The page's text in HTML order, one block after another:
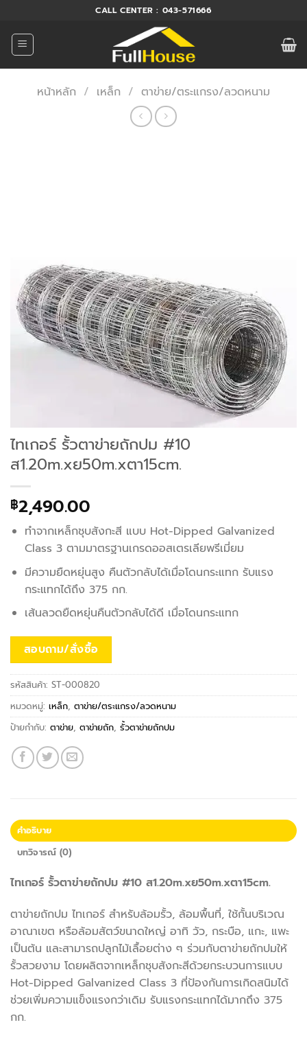
ยัง
เนื้อหา
CALL CENTER : 043-571666
หน้าหลัก / เหล็ก / ตาข่าย/ตระแกรง/ลวดหนาม
ไทเกอร์ รั้วตาข่ายถักปม #10
ส1.20m.xย50m.xตา15cm.
฿2,490.00
ทำจากเหล็กชุบสังกะสี แบบ Hot-Dipped Galvanized
Class 3 ตามมาตรฐานเกรดออสเตรเลียพรีเมี่ยม
มีความยืดหยุ่นสูง คืนตัวกลับได้เมื่อโดนกระแทก รับแรง
กระแทกได้ถึง 375 กก.
เส้นลวดยืดหยุ่นคืนตัวกลับได้ดี เมื่อโดนกระแทก
สอบถาม/สั่งซื้อ
รหัสสินค้า: ST-000820
หมวดหมู่: เหล็ก, ตาข่าย/ตระแกรง/ลวดหนาม
ป้ายกำกับ: ตาข่าย, ตาข่ายถัก, รั้วตาข่ายถักปม
คำอธิบาย
บทวิจารณ์ (0)
ไทเกอร์ รั้วตาข่ายถักปม #10 ส1.20m.xย50m.xตา15cm.
ตาข่ายถักปม ไทเกอร์ สำหรับล้อมรั้ว, ล้อมพื้นที่, ใช้กั้นบริเวณ
อาณาเขต หรือล้อมสัตว์ขนาดใหญ่ อาทิ วัว, กระบือ, แกะ, แพะ
เป็นต้น และสามารถปลูกไม้เลื้อยต่าง ๆ ร่วมกับตาข่ายถักปมให้
รั้วสวยงาม โดยผลิตจากเหล็กชุบสังกะสีด้วยกระบวนการแบบ
Hot-Dipped Galvanized Class 3 ที่ป้องกันการเกิดสนิมได้
ช่วยเพิ่มความแข็งแรงกว่าเดิม รับแรงกระแทกได้มากถึง 375
กก.